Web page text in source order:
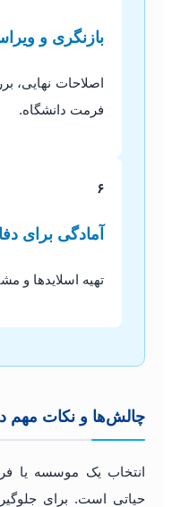
بازنگری و
اصلاحات نهایی،
فرمت دانشگاه.
۶
آمادگی برای
تهیه اسلایدها و
چالش‌ها و نکات مهم
انتخاب یک موسسه یا
حیاتی است. برای